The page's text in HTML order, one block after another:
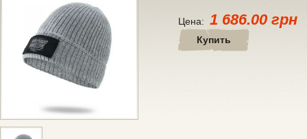
Цена: 1 686.00 грн
Купить